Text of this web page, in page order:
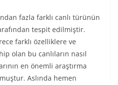
fazla farklı canlı türünün
tespit edilmiştir.
farklı özelliklere ve
olan bu canlıların nasıl
en önemli araştırma
Aslında hemen